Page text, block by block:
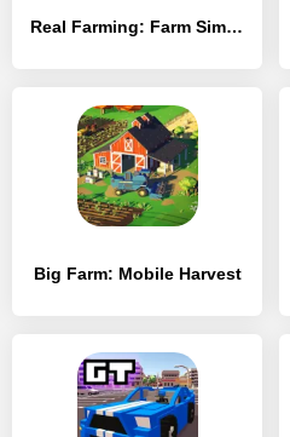
Real Farming: Farm Sim 23
Big Farm: Mobile Harvest